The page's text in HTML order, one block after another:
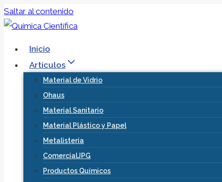
Saltar al contenido
Inicio
Artículos
Material de Vidrio
Ohaus
Material Sanitario
Material Plástico y Papel
Metalistería
ComercialJPG
Productos Químicos